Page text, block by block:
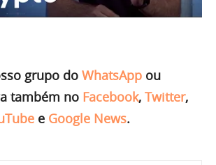
grupo do WhatsApp ou
também no Facebook, Twitter,
e Google News.